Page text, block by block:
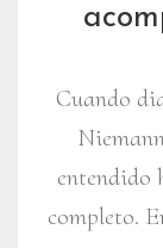
Cuando
entendido
completo.